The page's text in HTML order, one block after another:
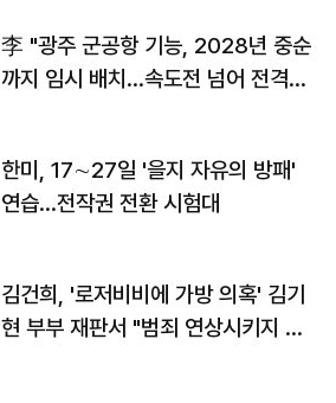
李 "광주 군공항 기능, 2028년 중순
까지 임시 배치…속도전 넘어 전격
한미, 17∼27일 '을지 자유의 방패'
연습…전작권 전환 시험대
김건희, '로저비비에 가방 의혹' 김기
현 부부 재판서 "범죄 연상시키지 말